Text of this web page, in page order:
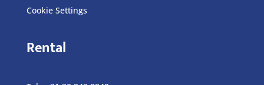
Cookie Settings
Rental